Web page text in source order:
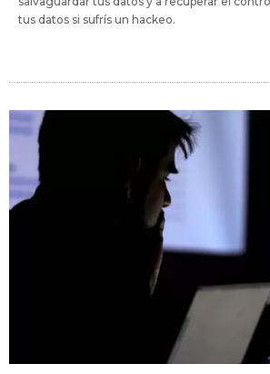
tus datos si sufrís un hackeo.